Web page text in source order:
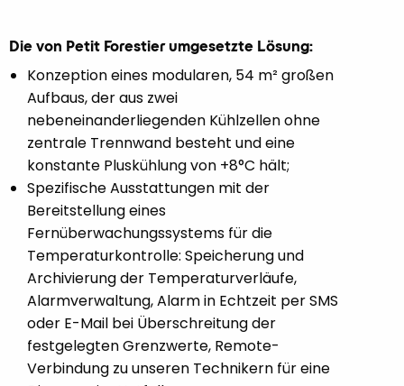
Die von Petit Forestier umgesetzte Lösung:
Konzeption eines modularen, 54 m² großen
Aufbaus, der aus zwei
nebeneinanderliegenden Kühlzellen ohne
zentrale Trennwand besteht und eine
konstante Pluskühlung von +8°C hält;
Spezifische Ausstattungen mit der
Bereitstellung eines
Fernüberwachungssystems für die
Temperaturkontrolle: Speicherung und
Archivierung der Temperaturverläufe,
Alarmverwaltung, Alarm in Echtzeit per SMS
oder E-Mail bei Überschreitung der
festgelegten Grenzwerte, Remote-
Verbindung zu unseren Technikern für eine